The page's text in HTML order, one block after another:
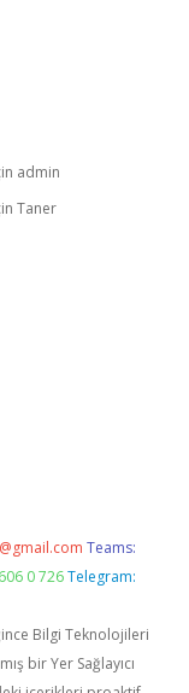
admin
Taner
Teams:
0 726 Telegram:
Bilgi Teknolojileri
bir Yer Sağlayıcı